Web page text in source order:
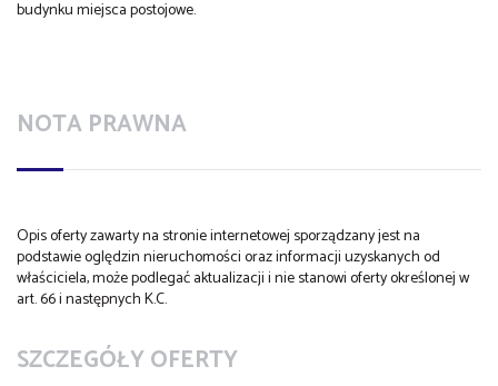
budynku miejsca postojowe.
NOTA PRAWNA
Opis oferty zawarty na stronie internetowej sporządzany jest na
podstawie oględzin nieruchomości oraz informacji uzyskanych od
właściciela, może podlegać aktualizacji i nie stanowi oferty określonej w
art. 66 i następnych K.C.
SZCZEGÓŁY OFERTY